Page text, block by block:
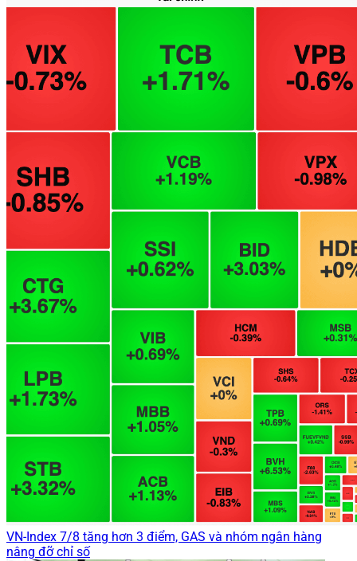
VN-Index 7/8 tăng hơn 3 điểm, GAS và nhóm ngân hàng
nâng đỡ chỉ số